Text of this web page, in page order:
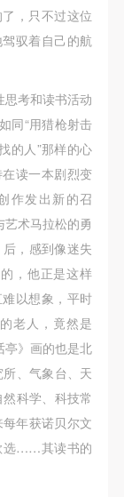
，只不过这位
驭着自己的航
思考和读书活动
同“用猎枪射击
的人”那样的心
读一本剧烈变
作发出新的召
艺术马拉松的勇
，感到像迷失
，他正是这样
以想象，平时
老人，竟然是
亭》画的也是北
、气象台、天
科学、科技常
年获诺贝尔文
选……其读书的
教育部所
像的作品内
术学院校园
行的一切活
出版、销售
任何媒介
。
付甲方任何
教育部所
像的作品内
术学院校园
行的一切活
出版、销售
任何媒介
。
付甲方任何
教育部所
像的作品内
术学院校园
行的一切活
出版、销售
任何媒介
。
付甲方任何